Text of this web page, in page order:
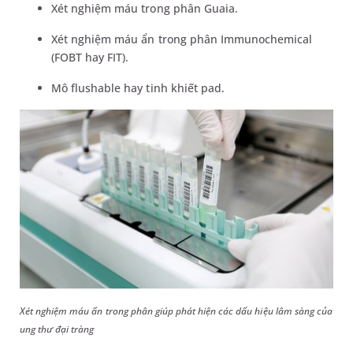
Xét nghiệm máu trong phân Guaia.
Xét nghiệm máu ẩn trong phân Immunochemical
(FOBT hay FIT).
Mô flushable hay tinh khiết pad.
Xét nghiệm máu ẩn trong phân giúp phát hiện các dấu hiệu lâm sàng của
ung thư đại tràng